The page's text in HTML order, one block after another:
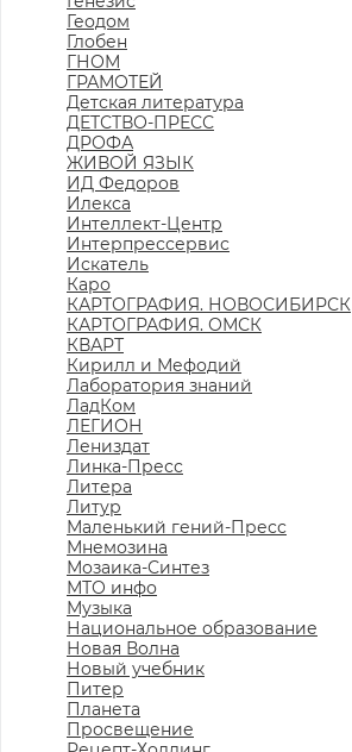
Геодом
Глобен
ГНОМ
ГРАМОТЕЙ
Детская литература
ДЕТСТВО-ПРЕСС
ДРОФА
ЖИВОЙ ЯЗЫК
ИД Федоров
Илекса
Интеллект-Центр
Интерпрессервис
Искатель
Каро
КАРТОГРАФИЯ. НОВОСИБИРСК
КАРТОГРАФИЯ. ОМСК
КВАРТ
Кирилл и Мефодий
Лаборатория знаний
ЛадКом
ЛЕГИОН
Лениздат
Линка-Пресс
Литера
Литур
Маленький гений-Пресс
Мнемозина
Мозаика-Синтез
МТО инфо
Музыка
Национальное образование
Новая Волна
Новый учебник
Питер
Планета
Просвещение